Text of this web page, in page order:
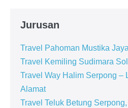
Jurusan
Travel Pahoman Mustika
Travel Kemiling Sudimara
Travel Way Halim Serpong –
Alamat
Travel Teluk Betung